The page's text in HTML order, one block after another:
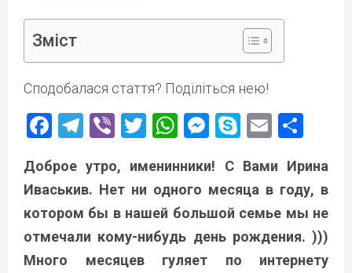
Зміст
Сподобалася стаття? Поділіться нею!
Facebook
Telegram
ViberTwitter
WhatsApp
Messenger
Skype
Email
Доброе утро, именинники! С Вами Ирина
Иваськив. Нет ни одного месяца в году, в
котором бы в нашей большой семье мы не
отмечали кому-нибудь день рождения. )))
Много месяцев гуляет по интернету